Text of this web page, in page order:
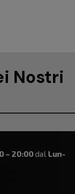
Nostri
– 20:00dal Lun-